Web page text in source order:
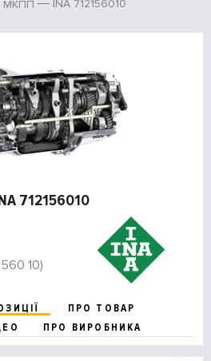
МКПП
INA 712156010
712156010
10)
ПРО ТОВАР
ПРО ВИРОБНИКА